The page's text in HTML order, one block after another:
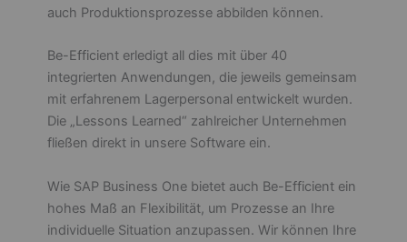
auch Produktionsprozesse abbilden können.
Be-Efficient erledigt all dies mit über 40
integrierten Anwendungen, die jeweils gemeinsam
mit erfahrenem Lagerpersonal entwickelt wurden.
Die „Lessons Learned“ zahlreicher Unternehmen
fließen direkt in unsere Software ein.
Wie SAP Business One bietet auch Be-Efficient ein
hohes Maß an Flexibilität, um Prozesse an Ihre
individuelle Situation anzupassen. Wir können Ihre